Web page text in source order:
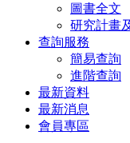
圖書全文
研究計畫
查詢服務
簡易查詢
進階查詢
最新資料
最新消息
會員專區